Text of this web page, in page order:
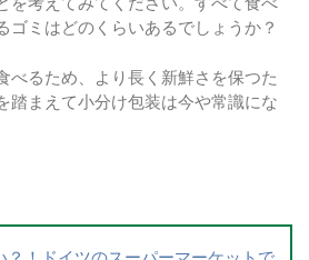
ゴミはどのくらいあるでしょうか？
べるため、より長く新鮮さを保つた
踏まえて小分け包装は今や常識にな